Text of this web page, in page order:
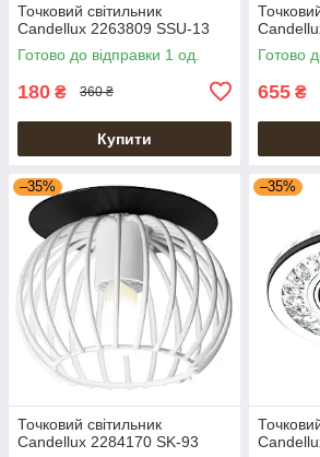
Точковий світильник
Candellux 2263809 SSU-13
Готово до відправки 1 од.
180 ₴ 360 ₴
Купити
Готово
655 ₴
–35%
Точковий світильник
Candellux 2284170 SK-93
–35%